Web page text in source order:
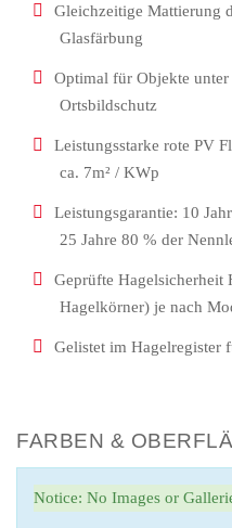
Gleichzeitige Mattierung
Glasfärbung
Optimal für Objekte
Ortsbildschutz
Leistungsstarke rote PV
ca. 7m² / KWp
Leistungsgarantie: 10
25 Jahre 80 % der
Geprüfte Hagelsicherheit
Hagelkörner) je nach
Gelistet im Hagelregister
FARBEN &
Notice: No Images or